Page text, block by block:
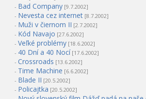
- Bad Company [9.7.2002]
- Nevesta cez internet [8.7.2002]
- Muži v čiernom II [2.7.2002]
- Kód Navajo [27.6.2002]
- Veľké problémy [18.6.2002]
- 40 Dní a 40 Nocí[17.6.2002]
- Crossroads [13.6.2002]
- Time Machine [6.6.2002]
- Blade II [20.5.2002]
- Policajtka [20.5.2002]